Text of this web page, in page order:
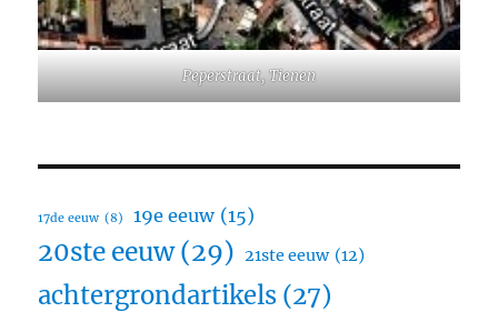
Peperstraat, Tienen
17de eeuw (8) 19e eeuw (15)
20ste eeuw(29) 21ste eeuw (12)
achtergrondartikels (27)